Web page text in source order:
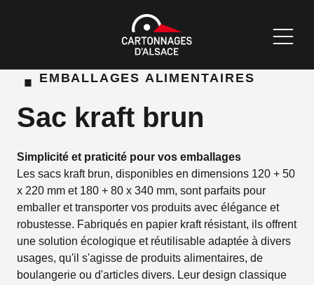
·EMBALLAGES ALIMENTAIRES
Sac kraft brun
Simplicité et praticité pour vos emballages
Les sacs kraft brun, disponibles en dimensions 120 + 50
x 220 mm et 180 + 80 x 340 mm, sont parfaits pour
emballer et transporter vos produits avec élégance et
robustesse. Fabriqués en papier kraft résistant, ils offrent
une solution écologique et réutilisable adaptée à divers
usages, qu'il s'agisse de produits alimentaires, de
boulangerie ou d'articles divers. Leur design classique